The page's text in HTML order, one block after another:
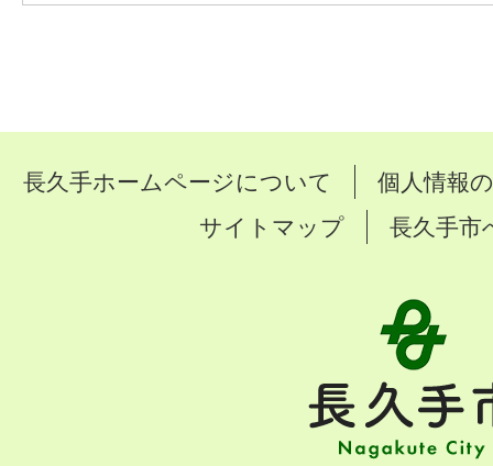
長久手ホームページについて
個人情報
サイトマップ
長久手市
手
市